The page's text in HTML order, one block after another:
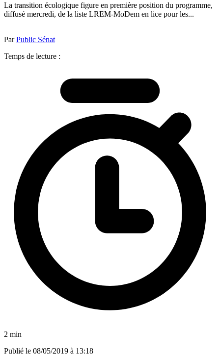
La transition écologique figure en première position du programme,
diffusé mercredi, de la liste LREM-MoDem en lice pour les...
ParPublic Sénat
Temps de lecture :
2 min
Publié le 08/05/2019 à 13:18